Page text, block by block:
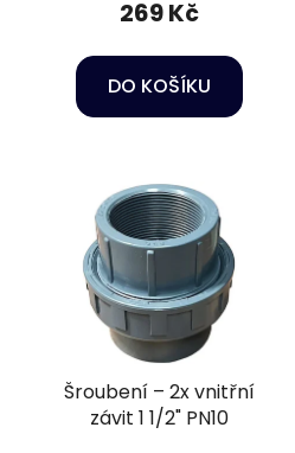
269 Kč
DO KOŠÍKU
Šroubení – 2x vnitřní
závit 1 1/2" PN10